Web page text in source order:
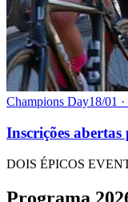
Champions Day18/01
Inscrições
DOIS ÉPICOS
Programa